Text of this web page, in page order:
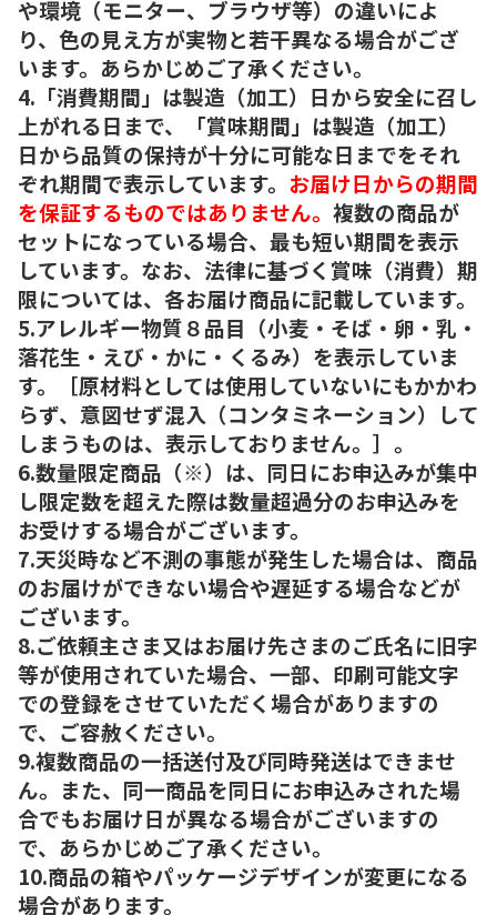
や環境（モニター、ブラウザ等）の違いによ
り、色の見え方が実物と若干異なる場合がござ
います。あらかじめご了承ください。
4.「消費期間」は製造（加工）日から安全に召し
上がれる日まで、「賞味期間」は製造（加工）
日から品質の保持が十分に可能な日までをそれ
ぞれ期間で表示しています。 お届け日からの期間
を保証するものではありません。 複数の商品が
セットになっている場合、最も短い期間を表示
しています。なお、法律に基づく賞味（消費）期
限については、各お届け商品に記載しています。
5.アレルギー物質８品目（小麦・そば・卵・乳・
落花生・えび・かに・くるみ）を表示していま
す。［原材料としては使用していないにもかかわ
らず、意図せず混入（コンタミネーション）して
しまうものは、表示しておりません。］。
6.数量限定商品（※）は、同日にお申込みが集中
し限定数を超えた際は数量超過分のお申込みを
お受けする場合がございます。
7.天災時など不測の事態が発生した場合は、商品
のお届けができない場合や遅延する場合などが
ございます。
8.ご依頼主さま又はお届け先さまのご氏名に旧字
等が使用されていた場合、一部、印刷可能文字
での登録をさせていただく場合がありますの
で、ご容赦ください。
9.複数商品の一括送付及び同時発送はできませ
ん。また、同一商品を同日にお申込みされた場
合でもお届け日が異なる場合がございますの
で、あらかじめご了承ください。
10.商品の箱やパッケージデザインが変更になる
場合があります。